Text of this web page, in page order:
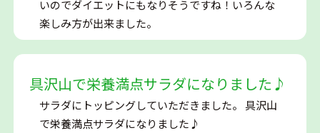
いのでダイエットにもなりそうですね！いろんな
楽しみ方が出来ました。
具沢山で栄養満点サラダになりました♪
サラダにトッピングしていただきました。 具沢山
で栄養満点サラダになりました♪